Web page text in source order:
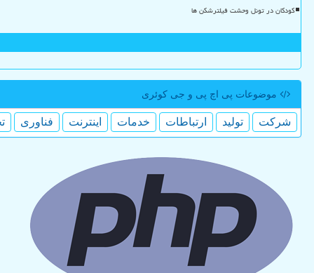
کودکان در تونل وحشت فیلترشکن ها
موضوعات پی اچ پی و جی كوئری
شركت تولید ارتباطات خدمات اینترنت فناوری